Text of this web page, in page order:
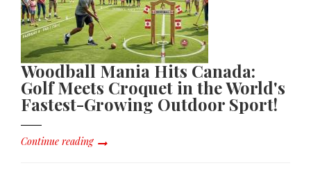
Woodball Mania Hits Canada:
Golf Meets Croquet in the World's
Fastest-Growing Outdoor Sport!
Continue reading